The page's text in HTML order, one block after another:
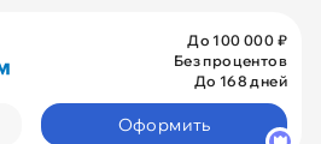
До 100 000 ₽
Без процентов
До 168 дней
Оформить